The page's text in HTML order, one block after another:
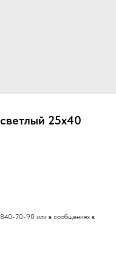
25х40
70-90 или в сообщениях в